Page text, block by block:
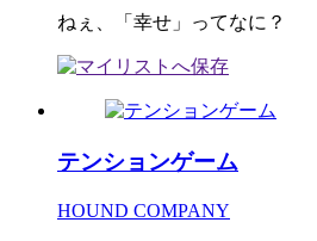
ねぇ、「幸せ」ってなに？
テンションゲーム
HOUND COMPANY